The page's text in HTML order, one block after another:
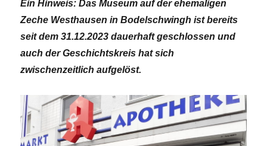
Ein Hinweis: Das Museum auf der ehemaligen
Zeche Westhausen in Bodelschwingh ist bereits
seit dem 31.12.2023 dauerhaft geschlossen und
auch der Geschichtskreis hat sich
zwischenzeitlich aufgelöst.